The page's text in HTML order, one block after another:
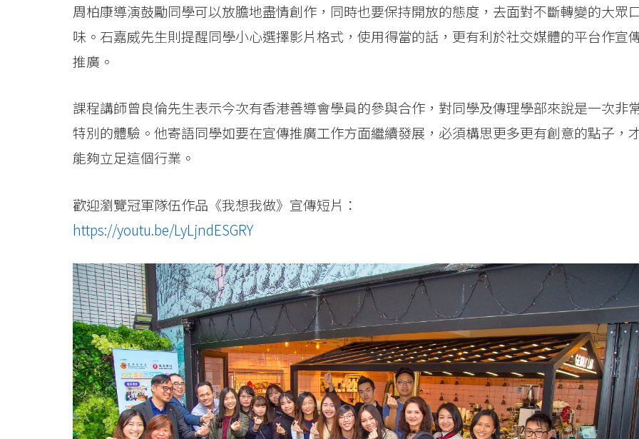
周柏康導演鼓勵同學可以放膽地盡情創作，同時也要保持開放的態度，去面對不斷轉變的大眾
味。石嘉威先生則提醒同學小心選擇影片格式，使用得當的話，更有利於社交媒體的平台作宣
推廣。
課程講師曾良倫先生表示今次有香港善導會學員的參與合作，對同學及傳理學部來說是一次非
特別的體驗。他寄語同學如要在宣傳推廣工作方面繼續發展，必須構思更多更有創意的點子，
能夠立足這個行業。
歡迎瀏覽冠軍隊伍作品《我想我做》宣傳短片：
https://youtu.be/LyLjndESGRY